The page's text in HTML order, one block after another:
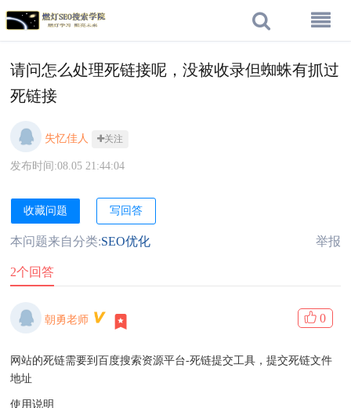
请问怎么处理死链接呢，没被收录但蜘蛛有抓过
死链接
失忆佳人 关注
发布时间:08.05 21:44:04
收藏问题 写回答
本问题来自分类:SEO优化 举报
2个回答
朝勇老师 0
网站的死链需要到百度搜索资源平台-死链提交工具，提交死链文件
地址
使用说明